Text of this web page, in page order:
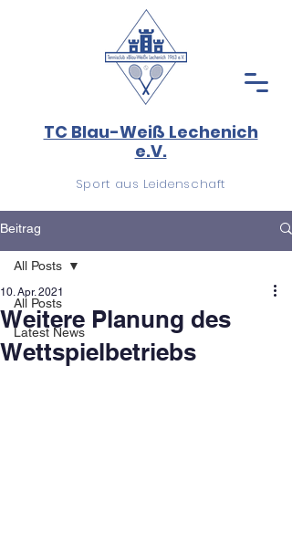
TC Blau-Weiß Lechenich
e.V.
Sport aus Leidenschaft
Beitrag
All Posts
Latest News
All Posts
Weitere Planung des
Wettspielbetriebs
10. Apr. 2021